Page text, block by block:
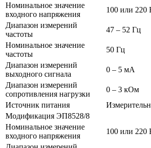
Номинальное значение
входного напряжения
100 или 220
Диапазон измерений
частоты
47 – 52 Гц
Номинальное значение
частоты
50 Гц
Диапазон измерений
выходного сигнала
0 – 5 мА
Диапазон измерений
сопротивления нагрузки
0 – 3 кОм
Источник питания
Модификация ЭП8528/8
Номинальное значение
входного напряжения
100 или 220